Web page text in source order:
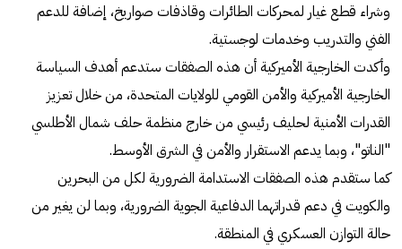
وشراء قطع غيار لمحركات الطائرات وقاذفات صواريخ، إضافة للدعم
الفني والتدريب وخدمات لوجستية.
وأكدت الخارجية الأميركية أن هذه الصفقات ستدعم أهدف السياسة
الخارجية الأميركية والأمن القومي للولايات المتحدة، من خلال تعزيز
القدرات الأمنية لحليف رئيسي من خارج منظمة حلف شمال الأطلسي
"الناتو"، وبما يدعم الاستقرار والأمن في الشرق الأوسط.
كما ستقدم هذه الصفقات الاستدامة الضرورية لكل من البحرين
والكويت في دعم قدراتهما الدفاعية الجوية الضرورية، وبما لن يغير من
حالة التوازن العسكري في المنطقة.